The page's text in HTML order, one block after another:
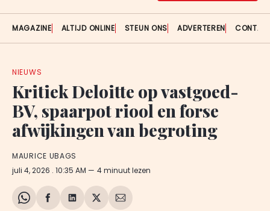
MAGAZINE ALTIJD ONLINE STEUN ONS ADVERTEREN
NIEUWS
Kritiek Deloitte op vastgoed-
BV, spaarpot riool en forse
afwijkingen van begroting
MAURICE UBAGS
juli 4, 2026 . 10:35 AM 4 minuut lezen
ShareDelenDelenShareDeel